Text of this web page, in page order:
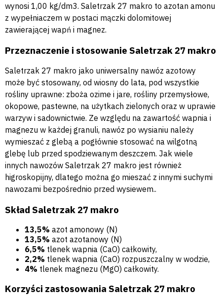
wynosi 1,00 kg/dm3. Saletrzak 27 makro to azotan amonu
z wypełniaczem w postaci mączki dolomitowej
zawierającej wapń i magnez.
Przeznaczenie i stosowanie Saletrzak 27 makro
Saletrzak 27 makro jako uniwersalny nawóz azotowy
może być stosowany, od wiosny do lata, pod wszystkie
rośliny uprawne: zboża ozime i jare, rośliny przemysłowe,
okopowe, pastewne, na użytkach zielonych oraz w uprawie
warzyw i sadownictwie. Ze względu na zawartość wapnia i
magnezu w każdej granuli, nawóz po wysianiu należy
wymieszać z glebą a pogłównie stosować na wilgotną
glebę lub przed spodziewanym deszczem. Jak wiele
innych nawozów Saletrzak 27 makro jest również
higroskopijny, dlatego można go mieszać z innymi suchymi
nawozami bezpośrednio przed wysiewem..
Skład Saletrzak 27 makro
13,5% azot amonowy (N)
13,5% azot azotanowy (N)
6,5% tlenek wapnia (CaO) całkowity,
2,2% tlenek wapnia (CaO) rozpuszczalny w wodzie,
4% tlenek magnezu (MgO) całkowity.
Korzyści zastosowania Saletrzak 27 makro